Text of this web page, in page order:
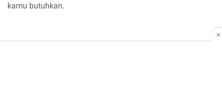
kamu butuhkan.